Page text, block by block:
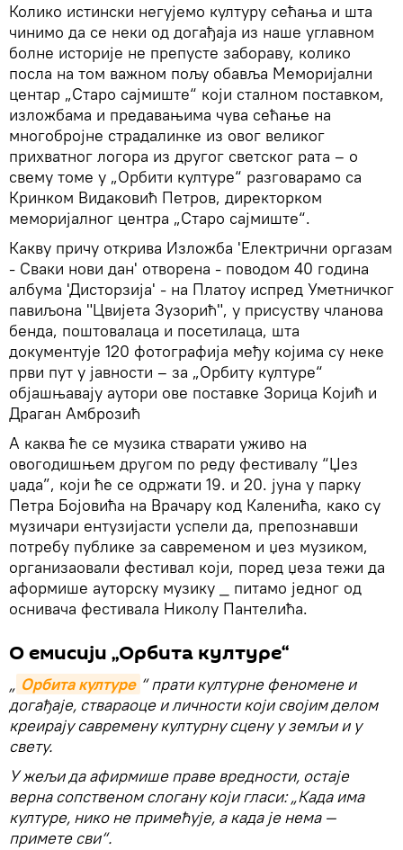
Колико истински негујемо културу сећања и шта
чинимо да се неки од догађаја из наше углавном
болне историје не препусте забораву, колико
посла на том важном пољу обавља Меморијални
центар „Старо сајмиште“ који сталном поставком,
изложбама и предавањима чува сећање на
многобројне страдалинке из овог великог
прихватног логора из другог светског рата – о
свему томе у „Орбити културе“ разговарамо са
Кринком Видаковић Петров, директорком
меморијалног центра „Старо сајмиште“.
Какву причу открива Изложба 'Електрични оргазам
- Сваки нови дан' отворена - поводом 40 година
албума 'Дисторзија' - на Платоу испред Уметничког
павиљона "Цвијета Зузорић", у присуству чланова
бенда, поштовалаца и посетилаца, шта
документује 120 фотографија међу којима су неке
први пут у јавности – за „Орбиту културе“
објашњавају аутори ове поставке Зорица Kојић и
Драган Амброзић
А каква ће се музика стварати уживо на
овогодишњем другом по реду фестивалу “Џез
џада”, који ће се одржати 19. и 20. јуна у парку
Петра Бојовића на Врачару код Каленића, како су
музичари ентузијасти успели да, препознавши
потребу публике за савременом и џез музиком,
организаовали фестивал који, поред џеза тежи да
аформише ауторску музику _ питамо једног од
оснивача фестивала Николу Пантелића.
О емисији „Орбита културе“
„ Орбита културе “ прати културне феномене и
догађаје, ствараоце и личности који својим делом
креирају савремену културну сцену у земљи и у
свету.
У жељи да афирмише праве вредности, остаје
верна сопственом слогану који гласи: „Када има
културе, нико не примећује, а када је нема —
примете сви“.